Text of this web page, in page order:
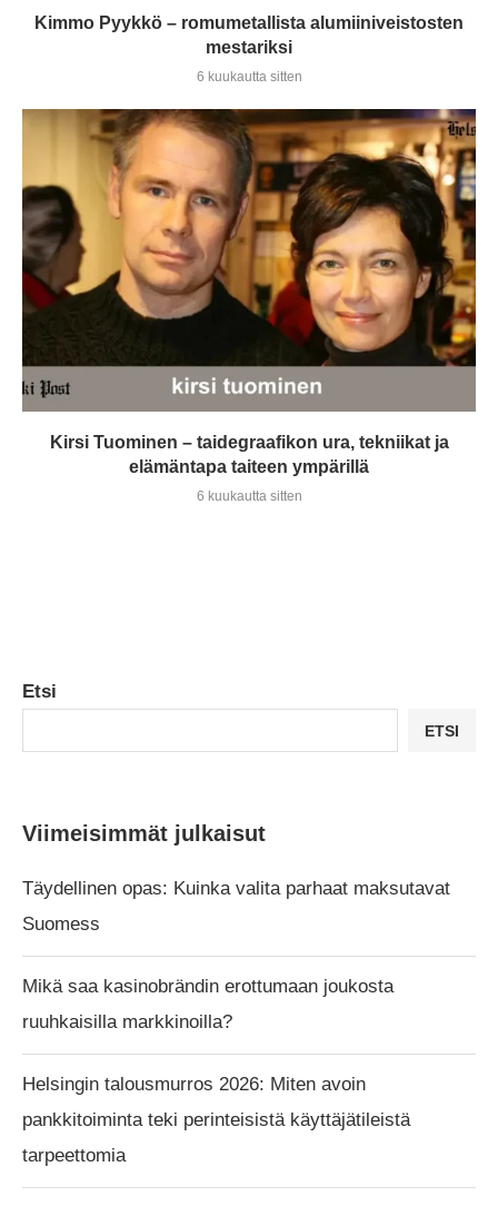
Kimmo Pyykkö – romumetallista alumiiniveistosten
mestariksi
6 kuukautta sitten
Kirsi Tuominen – taidegraafikon ura, tekniikat ja
elämäntapa taiteen ympärillä
6 kuukautta sitten
Etsi
ETSI
Viimeisimmät julkaisut
Täydellinen opas: Kuinka valita parhaat maksutavat
Suomess
Mikä saa kasinobrändin erottumaan joukosta
ruuhkaisilla markkinoilla?
Helsingin talousmurros 2026: Miten avoin
pankkitoiminta teki perinteisistä käyttäjätileistä
tarpeettomia